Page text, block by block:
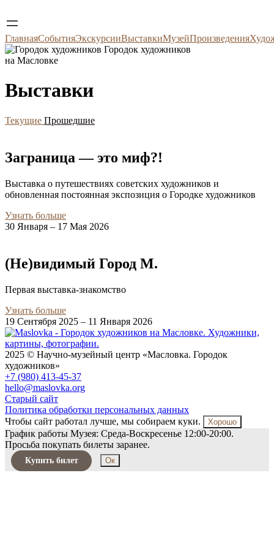
ГлавнаяСобытияЭкскурсииВыставкиМузейПроизведения
Городок художников
на Масловке
Выставки
Текущие Прошедшие
Заграница — это миф?!
Выставка о путешествиях советских художников и
обновленная постоянная экспозиция о Городке художников
Узнать больше
30 Января – 17 Мая 2026
(Не)видимый Город М.
Первая выставка-знакомство
Узнать больше
19 Сентября 2025 – 11 Января 2026
2025 © Научно-музейный центр «Масловка. Городок
художников»
+7 (980) 413-45-37
hello@maslovka.org
Старый сайт
Политика обработки персональных данных
Чтобы сайт работал лучше, мы собираем куки.
Хорошо
График работы Музея: Среда-Воскресенье 12:00-20:00.
Просьба покупать билеты заранее.
Купить билет Ок